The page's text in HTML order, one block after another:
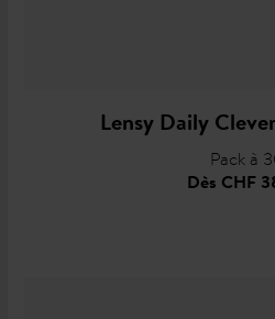
Lensy Daily
Pack à
Dès CHF